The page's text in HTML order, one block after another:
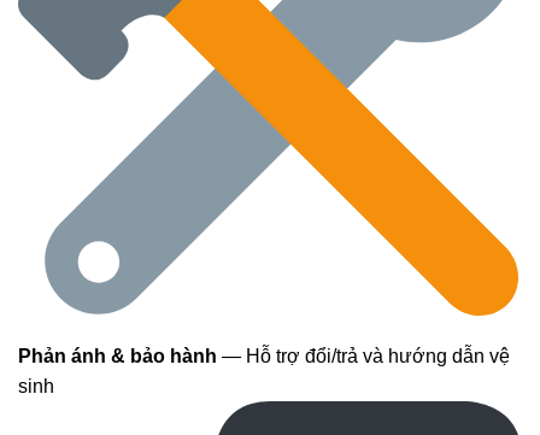
Phản ánh & bảo hành — Hỗ trợ đổi/trả và hướng dẫn vệ
sinh